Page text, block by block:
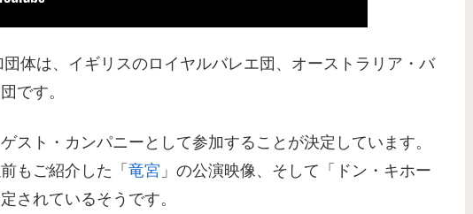
体は、イギリスのロイヤルバレエ団、オーストラリア・バ
です。
スト・カンパニーとして参加することが決定しています。
もご紹介した「 竜宮 」の公演映像、そして「ドン・キホー
されているそうです。